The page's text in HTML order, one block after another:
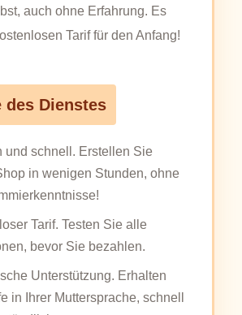
auch ohne Erfahrung. Es
Tarif für den Anfang!
des Dienstes
und schnell. Erstellen Sie
in wenigen Stunden, ohne
Tarif. Testen Sie alle
bevor Sie bezahlen.
Unterstützung. Erhalten
in Ihrer Muttersprache, schnell